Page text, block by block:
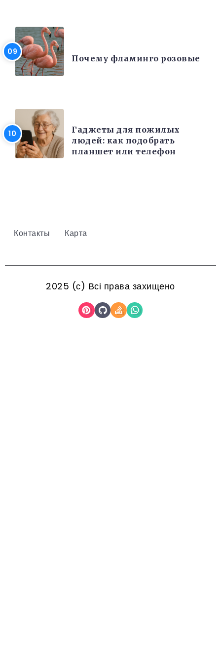
Почему фламинго розовые
Гаджеты для пожилых
людей: как подобрать
планшет или телефон
Контакты Карта
2025 (с) Всі права захищено